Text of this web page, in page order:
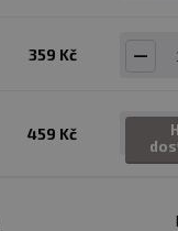
359 Kč
459 Kč